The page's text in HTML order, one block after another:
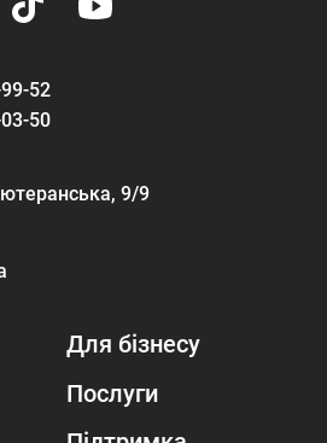
52
50
9/9
Для бізнесу
Послуги